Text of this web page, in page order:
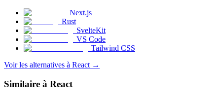
Next.js
Rust
SvelteKit
VS Code
Tailwind CSS
Voir les alternatives à React →
Similaire à React